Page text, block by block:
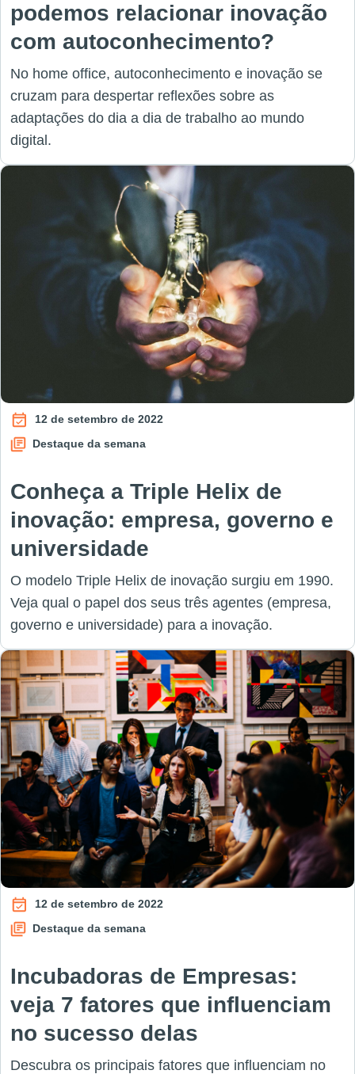
podemos relacionar inovação
com autoconhecimento?
No home office, autoconhecimento e inovação se
cruzam para despertar reflexões sobre as
adaptações do dia a dia de trabalho ao mundo
digital.
12 de setembro de 2022
Destaque da semana
Conheça a Triple Helix de
inovação: empresa, governo e
universidade
O modelo Triple Helix de inovação surgiu em 1990.
Veja qual o papel dos seus três agentes (empresa,
governo e universidade) para a inovação.
12 de setembro de 2022
Destaque da semana
Incubadoras de Empresas:
veja 7 fatores que influenciam
no sucesso delas
Descubra os principais fatores que influenciam no